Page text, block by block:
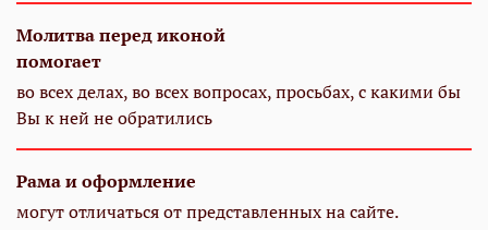
Молитва перед иконой
помогает
во всех делах, во всех вопросах, просьбах, с какими бы
Вы к ней не обратились
Рама и оформление
могут отличаться от представленных на сайте.